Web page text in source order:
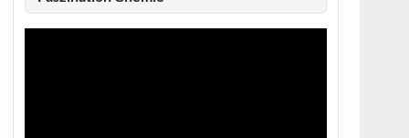
Video-